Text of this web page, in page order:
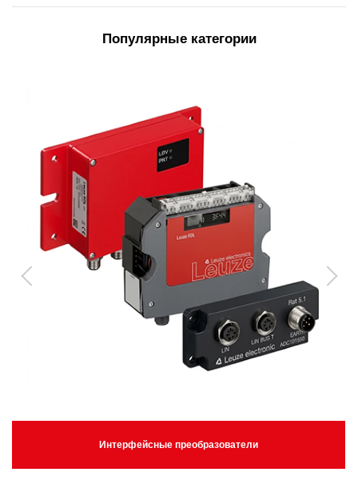
Популярные категории
Интерфейсные преобразователи